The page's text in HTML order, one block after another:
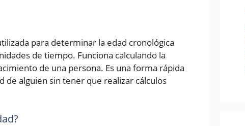
para determinar la edad cronológica
de tiempo. Funciona calculando la
de una persona. Es una forma rápida
alguien sin tener que realizar cálculos